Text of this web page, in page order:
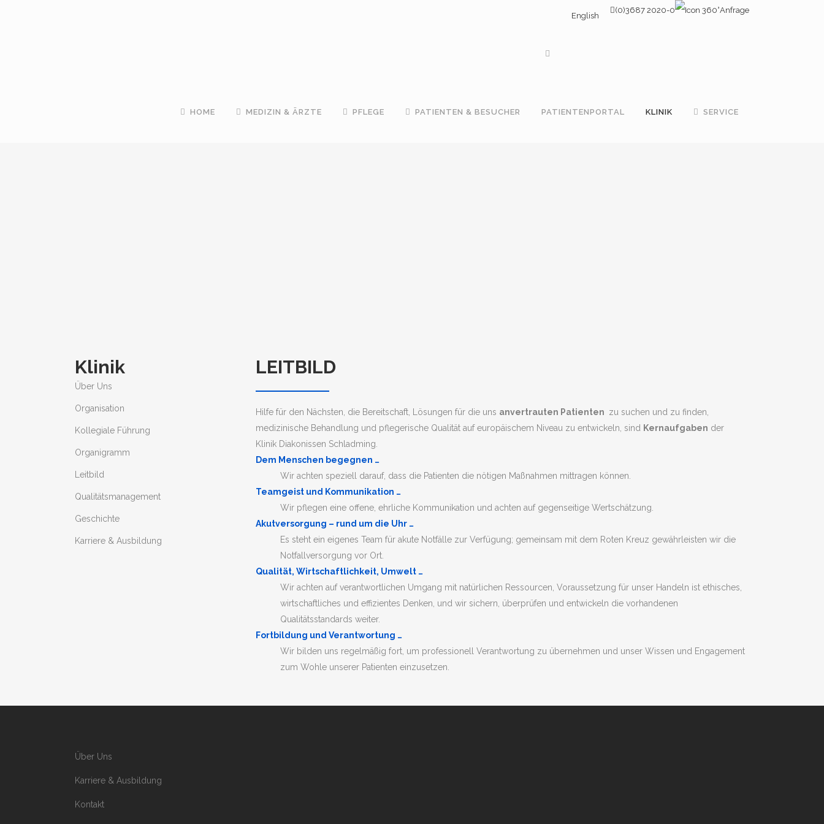
English
(0)3687 2020-0 Anfrage
HOME MEDIZIN & ÄRZTE PFLEGE PATIENTEN & BESUCHER PATIENTENPORTAL KLINIK SERVICE
Klinik
Über Uns
Organisation
Kollegiale Führung
Organigramm
Leitbild
Qualitätsmanagement
Geschichte
Karriere & Ausbildung
LEITBILD
Hilfe für den Nächsten, die Bereitschaft, Lösungen für die uns anvertrauten Patienten zu suchen und zu finden,
medizinische Behandlung und pflegerische Qualität auf europäischem Niveau zu entwickeln, sind Kernaufgaben der
Klinik Diakonissen Schladming.
Dem Menschen begegnen …
Wir achten speziell darauf, dass die Patienten die nötigen Maßnahmen mittragen können.
Teamgeist und Kommunikation …
Wir pflegen eine offene, ehrliche Kommunikation und achten auf gegenseitige Wertschätzung.
Akutversorgung – rund um die Uhr …
Es steht ein eigenes Team für akute Notfälle zur Verfügung; gemeinsam mit dem Roten Kreuz gewährleisten wir die
Notfallversorgung vor Ort.
Qualität, Wirtschaftlichkeit, Umwelt …
Wir achten auf verantwortlichen Umgang mit natürlichen Ressourcen, Voraussetzung für unser Handeln ist ethisches,
wirtschaftliches und effizientes Denken, und wir sichern, überprüfen und entwickeln die vorhandenen
Qualitätsstandards weiter.
Fortbildung und Verantwortung …
Wir bilden uns regelmäßig fort, um professionell Verantwortung zu übernehmen und unser Wissen und Engagement
zum Wohle unserer Patienten einzusetzen.
Über Uns
Karriere & Ausbildung
Kontakt